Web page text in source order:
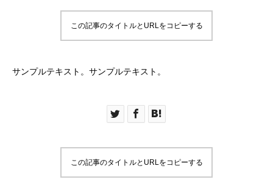
この記事のタイトルとURLをコピーする
サンプルテキスト。サンプルテキスト。
この記事のタイトルとURLをコピーする